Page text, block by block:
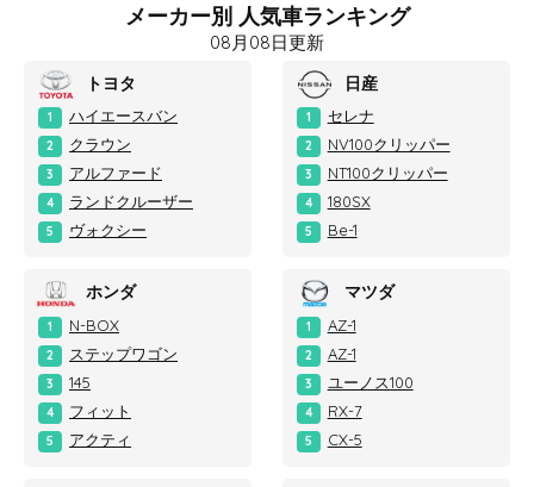
メーカー別 人気車ランキング
08月08日更新
トヨタ
1 ハイエースバン
2 クラウン
3 アルファード
4 ランドクルーザー
5 ヴォクシー
日産
1 セレナ
2 NV100クリッパー
3 NT100クリッパー
4 180SX
5 Be-1
ホンダ
1 N-BOX
2 ステップワゴン
3 145
4 フィット
5 アクティ
マツダ
1 AZ-1
2 AZ-1
3 ユーノス100
4 RX-7
5 CX-5